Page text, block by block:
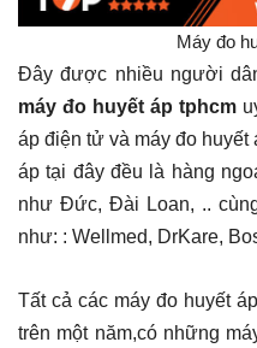
Máy đo
Đây được nhiều người
máy đo huyết áp tphcm
áp điện tử và máy đo
áp tại đây đều là hàng
như Đức, Đài Loan, ..
như: : Wellmed, DrKare,
Tất cả các máy đo huyết
trên một năm,có những